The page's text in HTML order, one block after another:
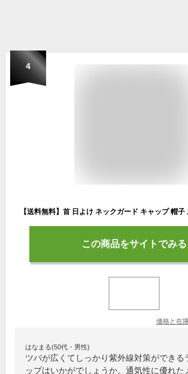
4
この商品をサイトでみる
価格と在
はなまる(50代・男性)
ツバが広くてしっかり紫外線対策ができる
ップはいかがでしょうか。通気性に優れた